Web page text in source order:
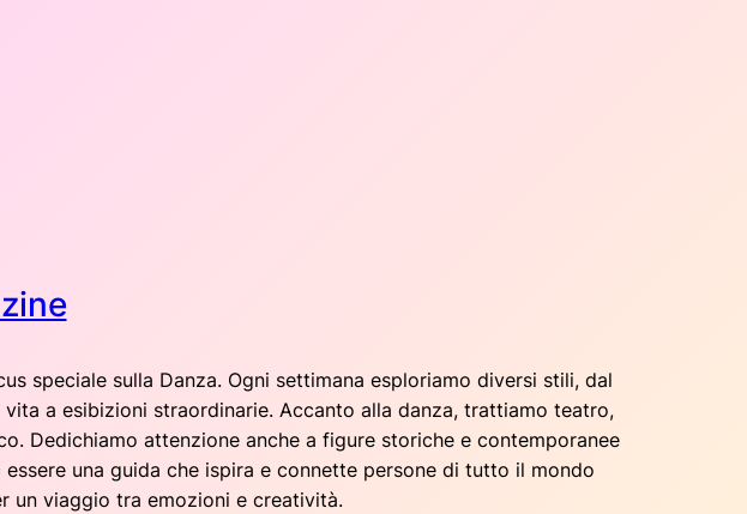
speciale sulla Danza. Ogni settimana esploriamo diversi stili, dal
a esibizioni straordinarie. Accanto alla danza, trattiamo teatro,
Dedichiamo attenzione anche a figure storiche e contemporanee
una guida che ispira e connette persone di tutto il mondo
un viaggio tra emozioni e creatività.